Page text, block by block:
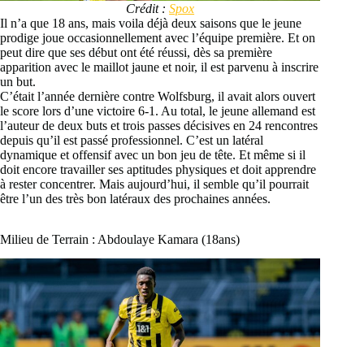
Crédit :Spox
Il n’a que 18 ans, mais voila déjà deux saisons que le jeune
prodige joue occasionnellement avec l’équipe première. Et on
peut dire que ses début ont été réussi, dès sa première
apparition avec le maillot jaune et noir, il est parvenu à inscrire
un but.
C’était l’année dernière contre Wolfsburg, il avait alors ouvert
le score lors d’une victoire 6-1. Au total, le jeune allemand est
l’auteur de deux buts et trois passes décisives en 24 rencontres
depuis qu’il est passé professionnel. C’est un latéral
dynamique et offensif avec un bon jeu de tête. Et même si il
doit encore travailler ses aptitudes physiques et doit apprendre
à rester concentrer. Mais aujourd’hui, il semble qu’il pourrait
être l’un des très bon latéraux des prochaines années.
Milieu de Terrain : Abdoulaye Kamara (18ans)